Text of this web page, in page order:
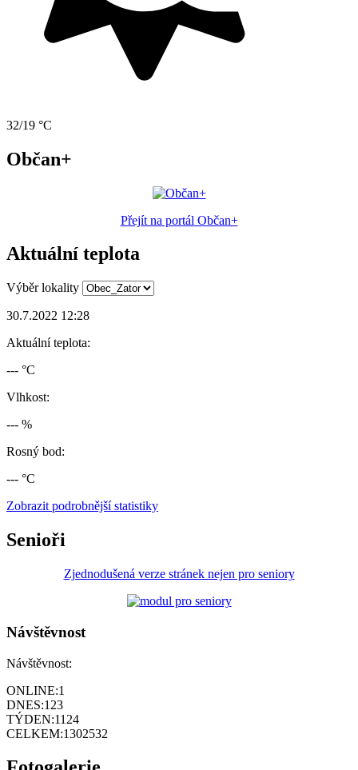
32/19 °C
Občan+
Přejít na portál Občan+
Aktuální teplota
Výběr lokality
30.7.2022 12:28
Aktuální teplota:
--- °C
Vlhkost:
--- %
Rosný bod:
--- °C
Zobrazit podrobnější statistiky
Senioři
Zjednodušená verze stránek nejen pro seniory
Návštěvnost
Návštěvnost:
ONLINE:1
DNES:123
TÝDEN:1124
CELKEM:1302532